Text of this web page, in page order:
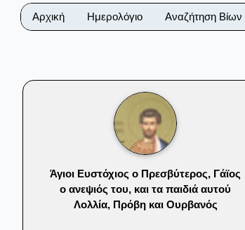
Αρχική Ημερολόγιο Αναζήτηση Βίων
Άγιοι Ευστόχιος ο Πρεσβύτερος, Γάϊος
ο ανεψιός του, και τα παιδιά αυτού
Λολλία, Πρόβη και Ουρβανός